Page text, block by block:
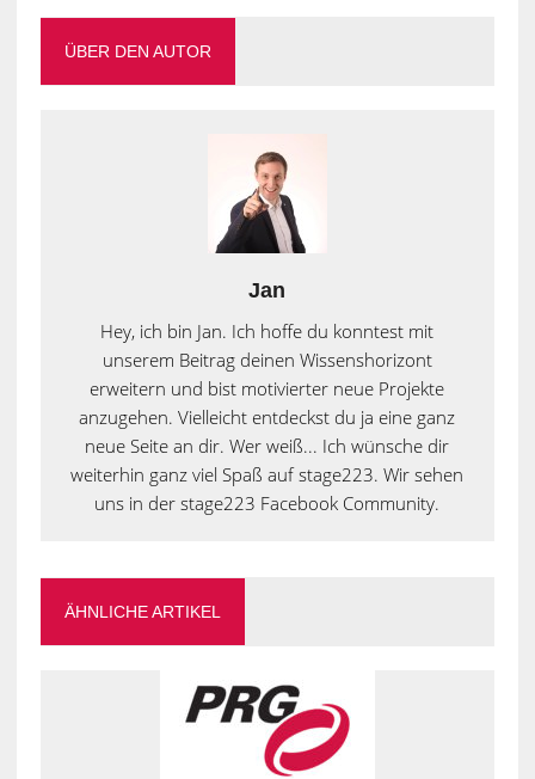
ÜBER DEN AUTOR
Jan
Hey, ich bin Jan. Ich hoffe du konntest mit
unserem Beitrag deinen Wissenshorizont
erweitern und bist motivierter neue Projekte
anzugehen. Vielleicht entdeckst du ja eine ganz
neue Seite an dir. Wer weiß... Ich wünsche dir
weiterhin ganz viel Spaß auf stage223. Wir sehen
uns in der stage223 Facebook Community.
ÄHNLICHE ARTIKEL